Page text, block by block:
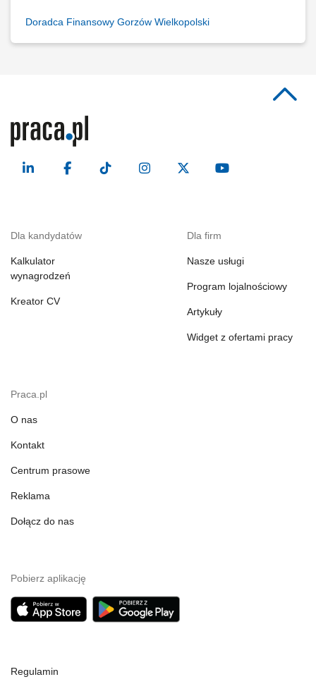
Doradca Finansowy Gorzów Wielkopolski
Dla kandydatów
Kalkulator
wynagrodzeń
Kreator CV
Dla firm
Nasze usługi
Program lojalnościowy
Artykuły
Widget z ofertami pracy
Praca.pl
O nas
Kontakt
Centrum prasowe
Reklama
Dołącz do nas
Pobierz aplikację
Regulamin